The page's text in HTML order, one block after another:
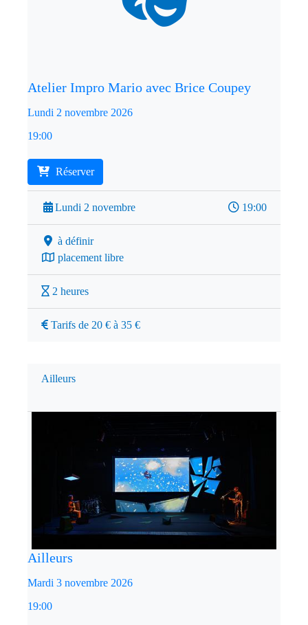
Atelier Impro Mario avec Brice Coupey
Lundi 2 novembre 2026
19:00
Réserver
Lundi 2 novembre 19:00
à définir
placement libre
2 heures
Tarifs de 20 € à 35 €
Ailleurs
Ailleurs
Mardi 3 novembre 2026
19:00